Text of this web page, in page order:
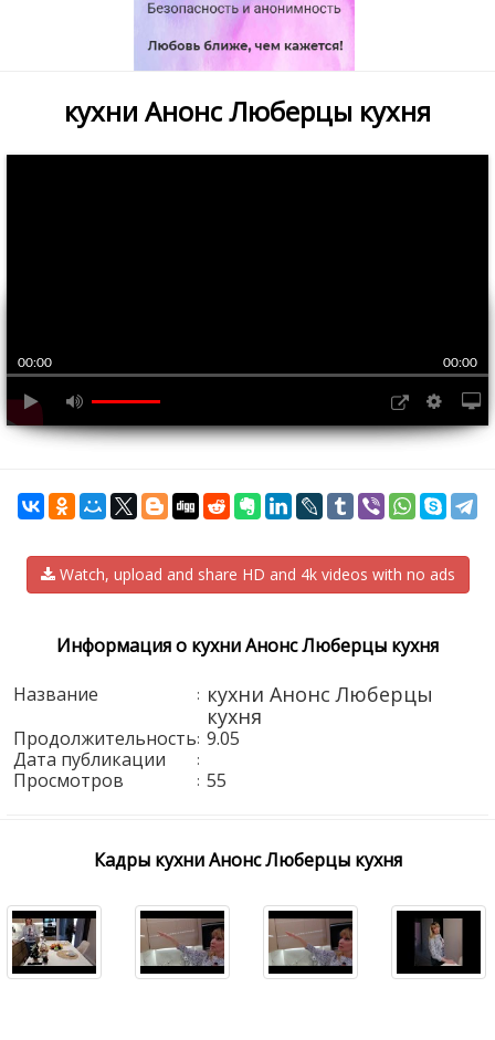
кухни Анонс Люберцы кухня
00:00 00:00
Watch, upload and share HD and 4k videos with no ads
Информация о кухни Анонс Люберцы кухня
Название
: кухни Анонс Люберцы
кухня
Продолжительность: 9.05
Дата публикации
:
Просмотров : 55
Кадры кухни Анонс Люберцы кухня